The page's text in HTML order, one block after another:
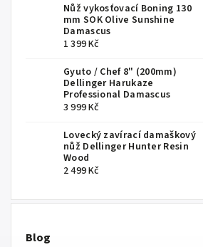
Nůž vykosťovací Boning 130
mm SOK Olive Sunshine
Damascus
1 399 Kč
Gyuto / Chef 8" (200mm)
Dellinger Harukaze
Professional Damascus
3 999 Kč
Lovecký zavírací damaškový
nůž Dellinger Hunter Resin
Wood
2 499 Kč
Blog